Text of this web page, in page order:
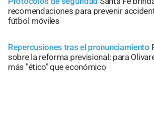
recomendaciones para prevenir
fútbol móviles
Repercusiones tras el pronunciamiento
sobre la reforma previsional: para
más "ético" que económico